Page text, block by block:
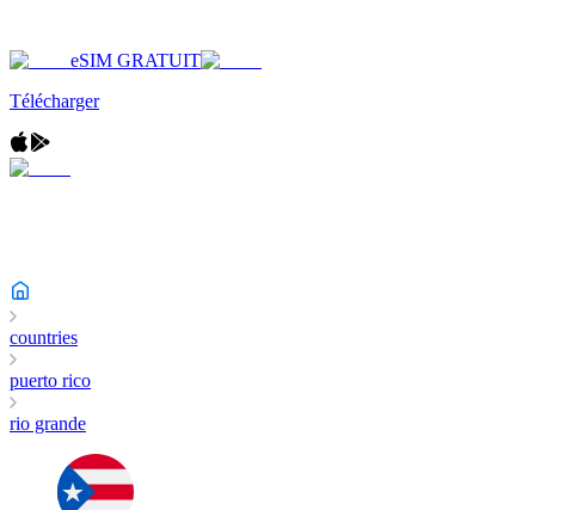
eSIM GRATUIT
Télécharger
countries
puerto rico
rio grande